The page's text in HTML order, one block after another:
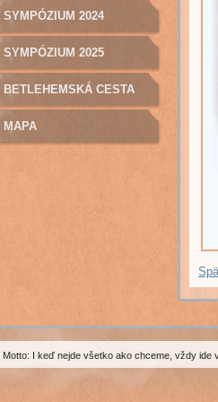
SYMPÓZIUM 2024
SYMPÓZIUM 2025
BETLEHEMSKÁ CESTA
MAPA
Motto: I keď nejde všetko ako chceme, vždy ide